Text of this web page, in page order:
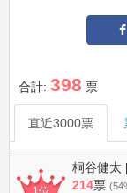
合計: 398 票
直近3000票
桐谷健太
214票